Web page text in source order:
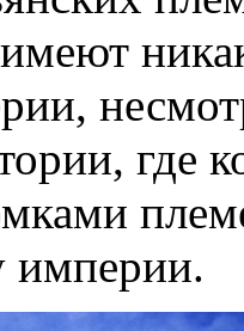
где
империи.